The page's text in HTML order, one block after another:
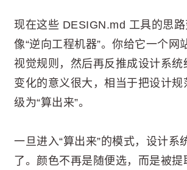
现在这些 DESIGN.md 工具的思
像“逆向工程机器”。你给它一个网
视觉规则，然后再反推成设计系统
变化的意义很大，相当于把设计规
级为“算出来”。
一旦进入“算出来”的模式，设计系
了。颜色不再是随便选，而是被提